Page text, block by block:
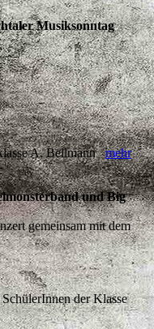
Musiksonntag
A. Bellmannmehr
und Big
gemeinsam mit dem
der Klasse